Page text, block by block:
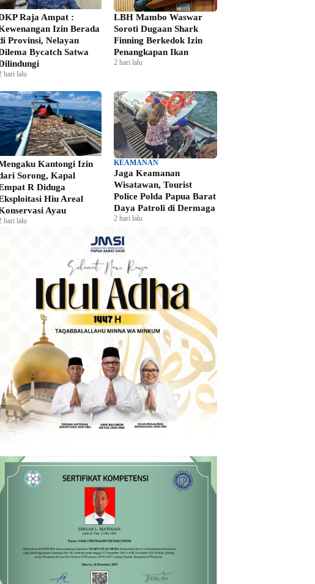
Raja Ampat :
Izin Berada
Provinsi, Nelayan
Bycatch Satwa
hari lalu
LBH Mambo Waswar
Soroti Dugaan Shark
Finning Berkedok Izin
Penangkapan Ikan
2 hari lalu
Kantongi Izin
Sorong, Kapal
R Diduga
Hiu Areal
Ayau
hari lalu
KEAMANAN
Jaga Keamanan
Wisatawan, Tourist
Police Polda Papua Barat
Daya Patroli di Dermaga
2 hari lalu